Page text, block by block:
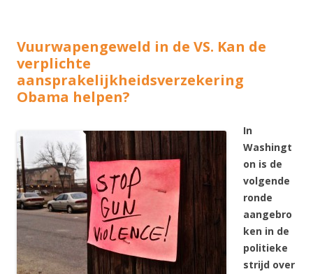
Vuurwapengeweld in de VS. Kan de
verplichte
aansprakelijkheidsverzekering
Obama helpen?
In
Washingt
on is de
volgende
ronde
aangebro
ken in de
politieke
strijd over